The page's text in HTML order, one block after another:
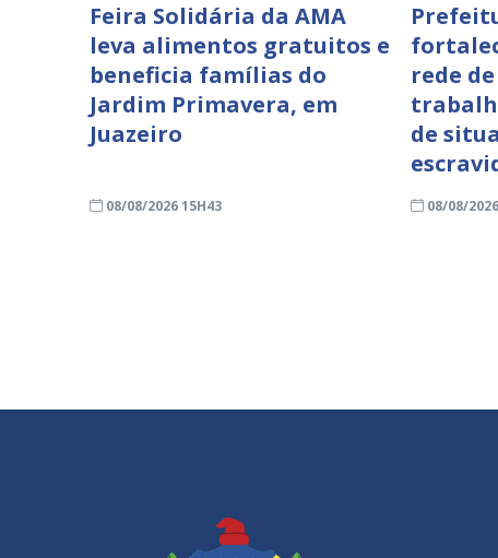
Feira Solidária da AMA
leva alimentos gratuitos e
beneficia famílias do
Jardim Primavera, em
Juazeiro
08/08/2026 15H43
rede
de
08/08/